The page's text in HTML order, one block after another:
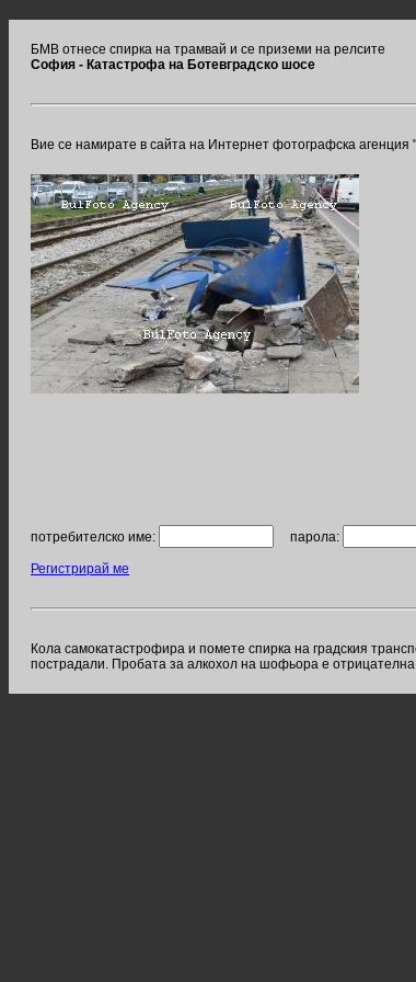
БМВ отнесе спирка на трамвай и се приземи на релсите
София - Катастрофа на Ботевградско шосе
Вие се намирате в сайта на Интернет фотографска агенция
потребителско име: парола:
Регистрирай ме
Кола самокатастрофира и помете спирка на градския
пострадали. Пробата за алкохол на шофьора е